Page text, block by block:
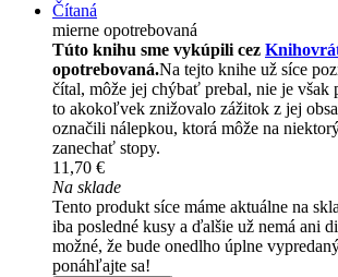
Čítaná
mierne opotrebovaná
Túto knihu sme vykúpili cez
opotrebovaná.Na tejto knihe už síce
čítal, môže jej chýbať prebal, nie je však
to akokoľvek znižovalo zážitok z jej
označili nálepkou, ktorá môže na
zanechať stopy.
11,70 €
Na sklade
Tento produkt síce máme aktuálne na
iba posledné kusy a ďalšie už nemá ani
možné, že bude onedlho úplne
ponáhľajte sa!